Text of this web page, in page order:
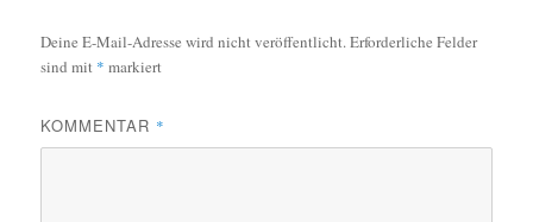
Deine E-Mail-Adresse wird nicht veröffentlicht.Erforderliche Felder
sind mit * markiert
KOMMENTAR *